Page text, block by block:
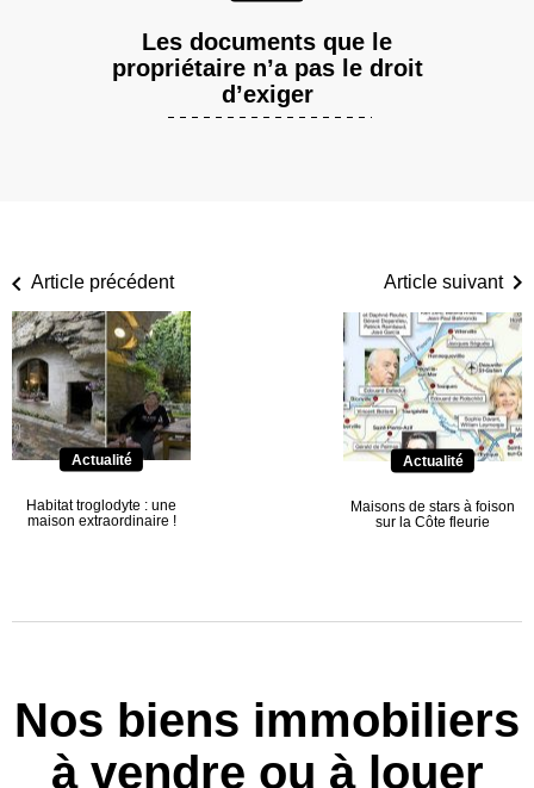
Les documents que le
propriétaire n’a pas le droit
d’exiger
Article précédent
Actualité
Habitat troglodyte : une
maison extraordinaire !
Article suivant
Actualité
Maisons de stars à foison
sur la Côte fleurie
Nos biens immobiliers
à vendre ou à louer